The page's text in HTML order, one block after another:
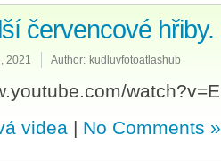
červencové hřiby.
2021 Author: kudluvfotoatlashub
videa | No Comments »